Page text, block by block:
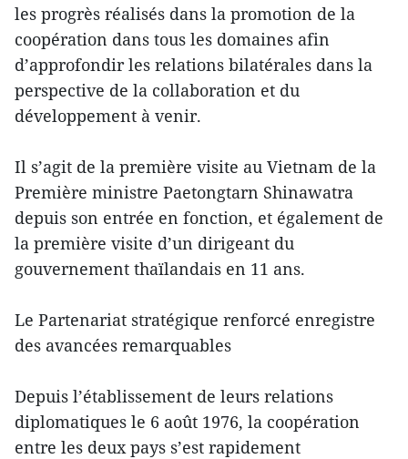
les progrès réalisés dans la promotion de la
coopération dans tous les domaines afin
d’approfondir les relations bilatérales dans la
perspective de la collaboration et du
développement à venir.
Il s’agit de la première visite au Vietnam de la
Première ministre Paetongtarn Shinawatra
depuis son entrée en fonction, et également de
la première visite d’un dirigeant du
gouvernement thaïlandais en 11 ans.
Le Partenariat stratégique renforcé enregistre
des avancées remarquables
Depuis l’établissement de leurs relations
diplomatiques le 6 août 1976, la coopération
entre les deux pays s’est rapidement